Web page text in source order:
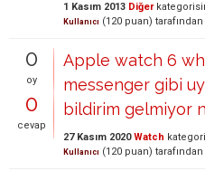
1 Kasım 2013 Diğer
Kullanıcı (120 puan) tarafından
0
oy
0
cevap
Apple watch 6
messenger gibi
bildirim gelmiyor
27 Kasım 2020 Watch
Kullanıcı (120 puan) tarafından